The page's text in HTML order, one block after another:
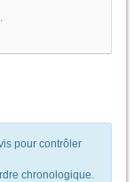
pour contrôler
chronologique.